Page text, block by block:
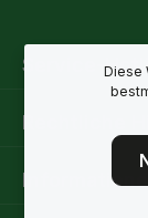
Service-
Rechtliche
Informationen
Diese